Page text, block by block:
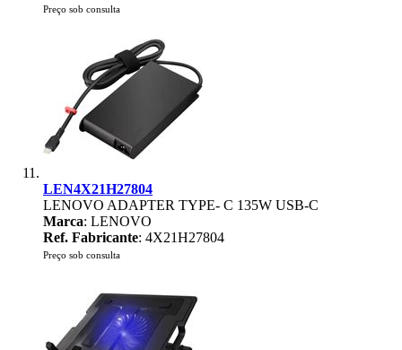
Preço sob consulta
LEN4X21H27804
LENOVO ADAPTER TYPE- C 135W USB-C
Marca: LENOVO
Ref. Fabricante: 4X21H27804
Preço sob consulta